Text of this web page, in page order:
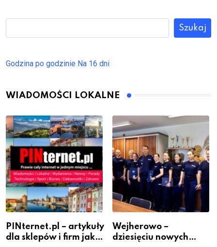
Szukaj
Godzina po godzinie Na 16 dni
WIADOMOŚCI LOKALNE
PINternet.pl – artykuły
dla sklepów i firm jako
Wejherowo –
dziesięciu nowych